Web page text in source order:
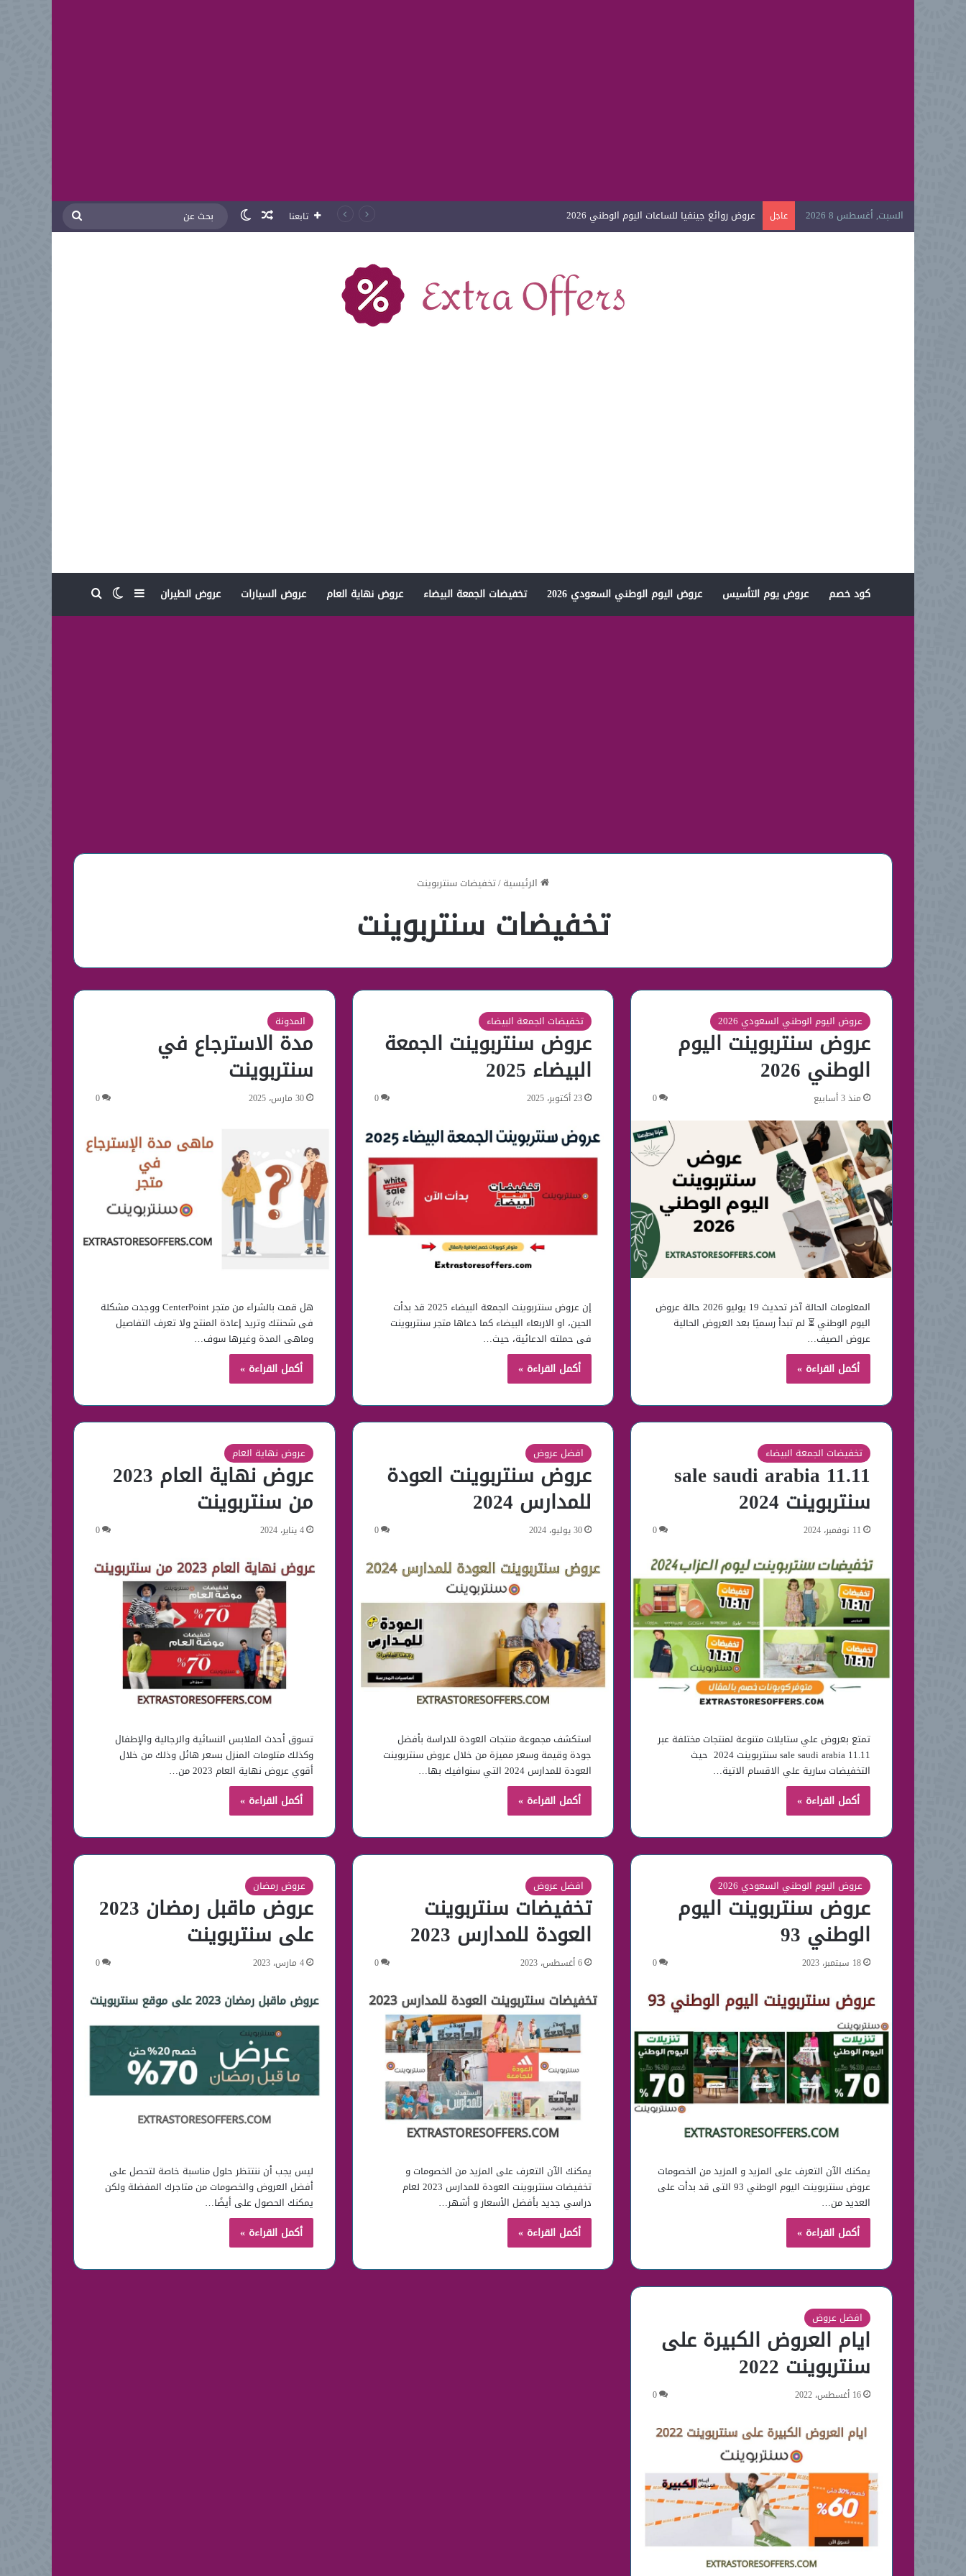
السبت, أغسطس 8 2026 عاجل عروض روائع جينفيا للساعات اليوم الوطني 2026 تابعنا مقال عشوائي
الوضع المظلم
بحث
كود خصم عروض يوم التأسيس عروض اليوم الوطني السعودي 2026 تخفيضات الجمعة البيضاء عروض نهاية العام عروض السيارات عروض الطيران إضافة عمود جانبي
الوضع المظلم
بحث عن
الرئيسية/تخفيضات سنتربوينت
تخفيضات سنتربوينت
عروض اليوم الوطني السعودي 2026
عروض سنتربوينت اليوم
الوطني 2026
منذ 3 أسابيع 0
المعلومات الحالة آخر تحديث 19 يوليو 2026 حالة عروض
اليوم الوطني ⏳ لم تبدأ رسميًا بعد العروض الحالية
عروض الصيف…
أكمل القراءة »
تخفيضات الجمعة البيضاء
عروض سنتربوينت الجمعة
البيضاء 2025
23 أكتوبر، 2025 0
إن عروض سنتربوينت الجمعة البيضاء 2025 قد بدأت
الحين، او الاربعاء البيضاء كما دعاها متجر سنتربوينت
فى حملته الدعائية، حيث…
أكمل القراءة »
المدونة
مدة الاسترجاع في
سنتربوينت
30 مارس، 2025 0
هل قمت بالشراء من متجر CenterPoint ووجدت مشكلة
فى شحنتك وتريد إعادة المنتج ولا تعرف التفاصيل
وماهى المدة وغيرها سوف…
أكمل القراءة »
تخفيضات الجمعة البيضاء
11.11 sale saudi arabia
سنتربوينت 2024
11 نوفمبر، 2024 0
تمتع بعروض علي ستايلات متنوعة لمنتجات مختلفة عبر
11.11 sale saudi arabia سنتربوينت 2024 حيث
التخفيضات سارية علي الاقسام الاتية…
أكمل القراءة »
افضل عروض
عروض سنتربوينت العودة
للمدارس 2024
30 يوليو، 2024 0
استكشف مجموعة منتجات العودة للدراسة بأفضل
جودة وقيمة وسعر مميزة من خلال عروض سنتربوينت
العودة للمدارس 2024 التي سنوافيك بها…
أكمل القراءة »
عروض نهاية العام
عروض نهاية العام 2023
من سنتربوينت
4 يناير، 2024 0
تسوق أحدث الملابس النسائية والرجالية والإطفال
وكذلك متلومات المنزل بسعر هائل وذلك من خلال
أقوي عروض نهاية العام 2023 من…
أكمل القراءة »
عروض اليوم الوطني السعودي 2026
عروض سنتربوينت اليوم
الوطني 93
18 سبتمبر، 2023 0
يمكنك الآن التعرف على المزيد و المزيد من الخصومات
عروض سنتربوينت اليوم الوطني 93 التى قد بدأت على
العديد من…
أكمل القراءة »
افضل عروض
تخفيضات سنتربوينت
العودة للمدارس 2023
6 أغسطس، 2023 0
يمكنك الآن التعرف على المزيد من الخصومات و
تخفيضات سنتربوينت العودة للمدارس 2023 لعام
دراسي جديد بأفضل الأسعار و أشهر…
أكمل القراءة »
عروض رمضان
عروض ماقبل رمضان 2023
على سنتربوينت
4 مارس، 2023 0
ليس يجب أن ننتتظر حلول مناسبة خاصة لتحصل على
أفضل العروض والخصومات من متاجرك المفضلة ولكن
يمكنك الحصول على أيضًا…
أكمل القراءة »
افضل عروض
ايام العروض الكبيرة على
سنتربوينت 2022
16 أغسطس، 2022 0